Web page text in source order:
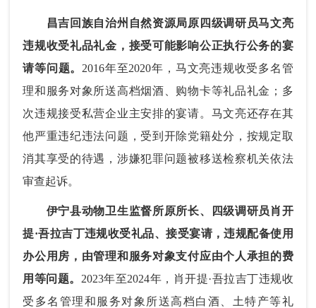
昌吉回族自治州自然资源局原四级调研员马文亮
违规收受礼品礼金，接受可能影响公正执行公务的宴
请等问题。 2016年至2020年，马文亮违规收受多名管
理和服务对象所送高档烟酒、购物卡等礼品礼金；多
次违规接受私营企业主安排的宴请。马文亮还存在其
他严重违纪违法问题，受到开除党籍处分，按规定取
消其享受的待遇，涉嫌犯罪问题被移送检察机关依法
审查起诉。
伊宁县动物卫生监督所原所长、四级调研员肖开
提·吾拉吉丁违规收受礼品、接受宴请，违规配备使用
办公用房，由管理和服务对象支付应由个人承担的费
用等问题。 2023年至2024年，肖开提·吾拉吉丁违规收
受多名管理和服务对象所送高档白酒、土特产等礼